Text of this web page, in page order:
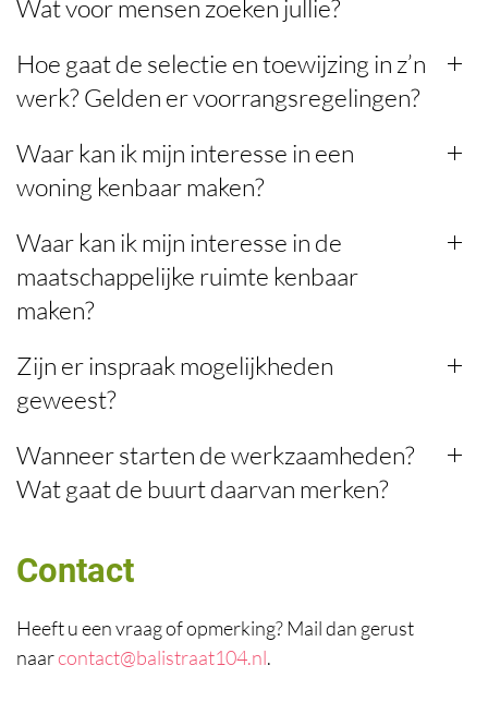
Wat voor mensen zoeken jullie?
Hoe gaat de selectie en toewijzing in z’n
werk? Gelden er voorrangsregelingen?
Waar kan ik mijn interesse in een
woning kenbaar maken?
Waar kan ik mijn interesse in de
maatschappelijke ruimte kenbaar
maken?
Zijn er inspraak mogelijkheden
geweest?
Wanneer starten de werkzaamheden?
Wat gaat de buurt daarvan merken?
Contact
Heeft u een vraag of opmerking? Mail dan gerust
naarcontact@balistraat104.nl.